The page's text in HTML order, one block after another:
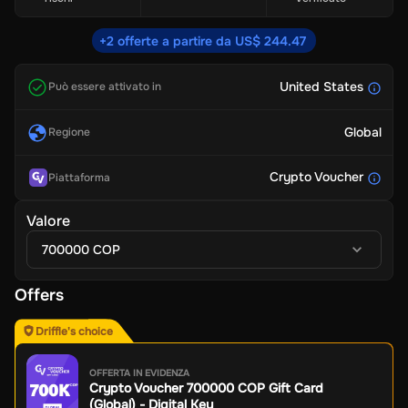
+2 offerte a partire da US$ 244.47
Può essere attivato in United States
Regione Global
Piattaforma Crypto Voucher
Valore
700000 COP
Offers
Driffle's choice
OFFERTA IN EVIDENZA
Crypto Voucher 700000 COP Gift Card
(Global) - Digital Key